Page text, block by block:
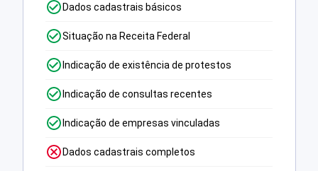
Dados cadastrais básicos
Situação na Receita Federal
Indicação de existência de protestos
Indicação de consultas recentes
Indicação de empresas vinculadas
Dados cadastrais completos